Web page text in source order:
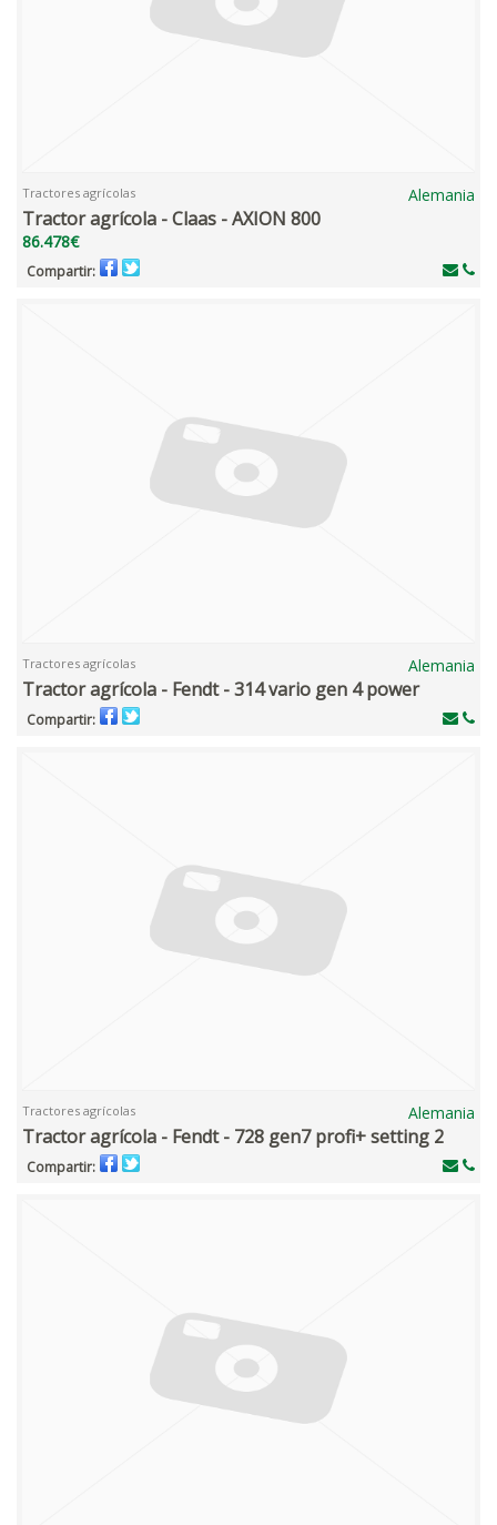
Tractores agrícolas Alemania
Tractor agrícola - Claas - AXION 800
86.478€
Compartir:
Tractores agrícolas Alemania
Tractor agrícola - Fendt - 314 vario gen 4 power
Compartir:
Tractores agrícolas Alemania
Tractor agrícola - Fendt - 728 gen7 profi+ setting 2
Compartir: